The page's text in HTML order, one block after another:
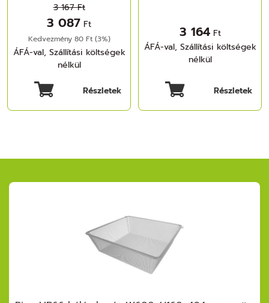
3 167 Ft
3 087 Ft
Kedvezmény 80 Ft (3%)
ÁFÁ-val, Szállítási költségek
nélkül
Részletek
3 164 Ft
ÁFÁ-val, Szállítási költségek
nélkül
Részletek